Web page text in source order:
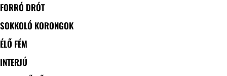
FORRÓ DRÓT
SOKKOLÓ KORONGOK
ÉLŐ FÉM
INTERJÚ